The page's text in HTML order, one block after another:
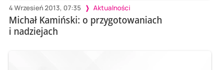
4 Wrzesień 2013, 07:35 Aktualności
Michał Kamiński: o przygotowaniach
i nadziejach